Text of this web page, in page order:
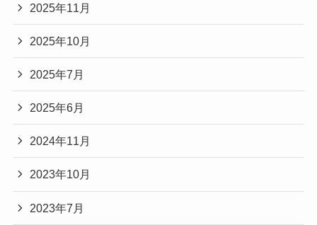
2025年11月
2025年10月
2025年7月
2025年6月
2024年11月
2023年10月
2023年7月